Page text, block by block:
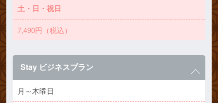
土・日・祝日
7,490円（税込）
Stay ビジネスプラン
月～木曜日